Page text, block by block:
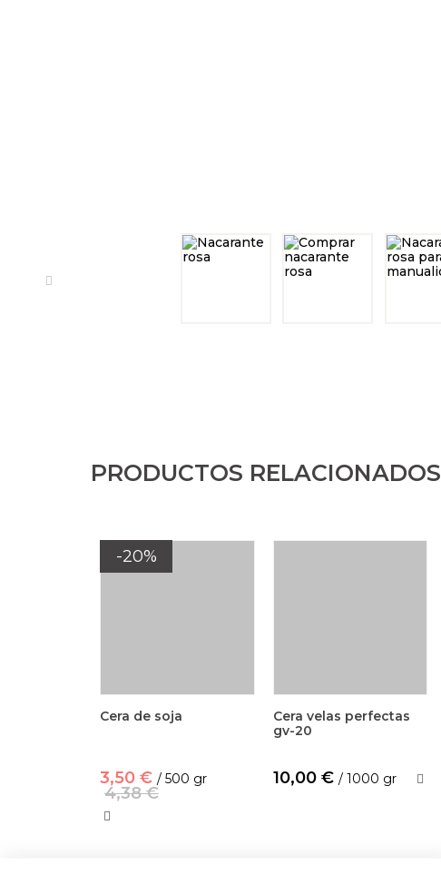
PRODUCTOS RELACIONADOS
-20%
Cera de soja
3,50 € / 500 gr
4,38 €
Cera velas perfectas
gv-20
10,00 € / 1000 gr